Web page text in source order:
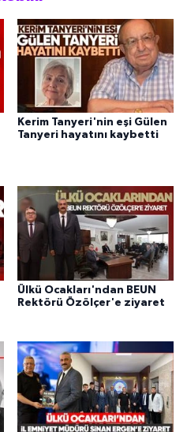
Kerim Tanyeri'nin eşi Gülen
Tanyeri hayatını kaybetti
Ülkü Ocakları'ndan BEUN
Rektörü Özölçer'e ziyaret